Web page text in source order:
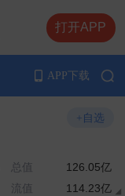
打开APP
APP下载
总值
126.05亿
流值 114.23亿
+自选
海关总署：1至7月集成电路累计出口同比增长99.5％ 刚刚